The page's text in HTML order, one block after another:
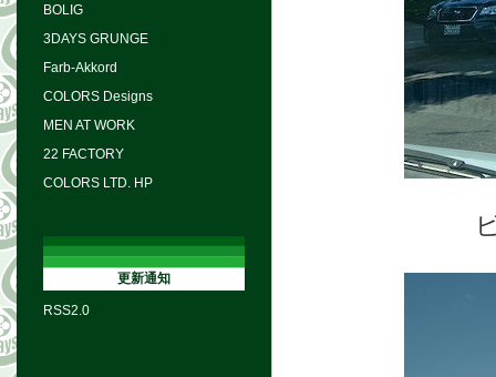
BOLIG
3DAYS GRUNGE
Farb-Akkord
COLORS Designs
MEN AT WORK
22 FACTORY
COLORS LTD. HP
更新通知
RSS2.0